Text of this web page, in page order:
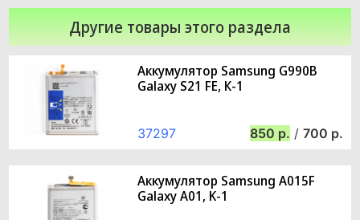
Другие товары этого раздела
Аккумулятор Samsung G990B
Galaxy S21 FE, К-1
37297 850 / 700
Аккумулятор Samsung A015F
Galaxy A01, K-1